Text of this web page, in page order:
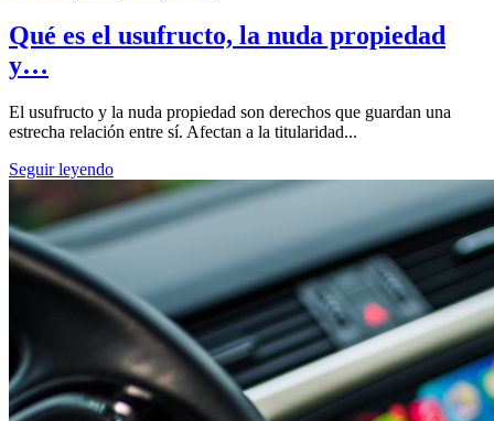
Qué es el usufructo, la nuda propiedad
y…
El usufructo y la nuda propiedad son derechos que guardan una
estrecha relación entre sí. Afectan a la titularidad...
Seguir leyendo